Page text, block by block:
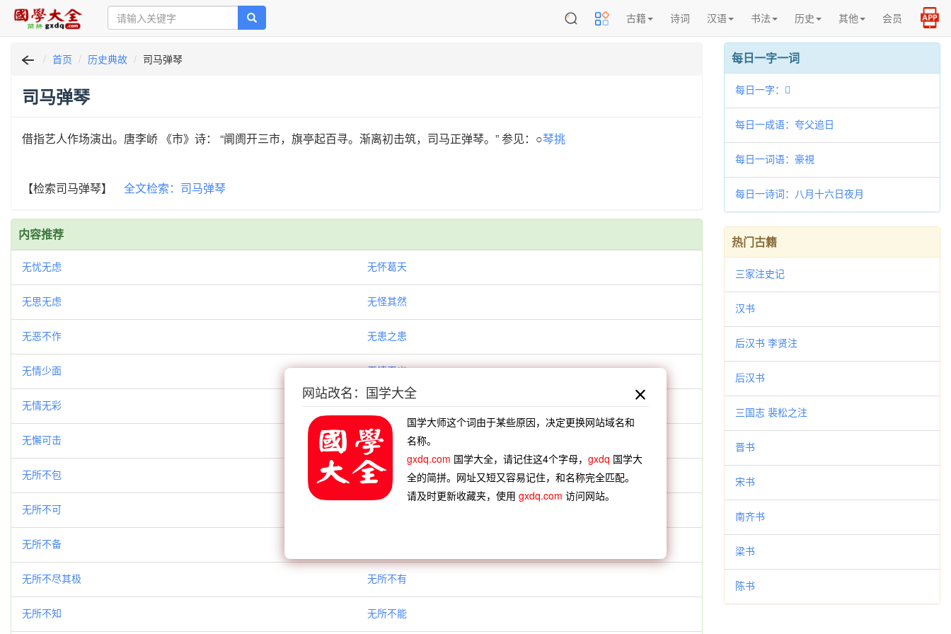
古籍 诗词 汉语 书法 历史 其他 会员
首页 历史典故 司马弹琴
司马弹琴
借指艺人作场演出。唐李峤 《市》诗： “阛阓开三市，旗亭起百寻。渐离初击筑，司马正弹琴。” 参见：○琴挑
【检索司马弹琴】 全文检索：司马弹琴
内容推荐
无忧无虑 无怀葛天
无思无虑 无怪其然
无恶不作 无患之患
无情少面 无情无义
无情无彩 无情无绪
无懈可击 无所不为
无所不包 无所不及
无所不可
无所不备
无所不尽其极 无所不有
无所不知 无所不能
每日一字一词
每日一字：𦧂
每日一成语：夸父追日
每日一词语：豪視
每日一诗词：八月十六日夜月
热门古籍
三家注史记
汉书
后汉书 李贤注
后汉书
三国志 裴松之注
晋书
宋书
南齐书
梁书
陈书
网站改名：国学大全
国学大师这个词由于某些原因，决定更换网站域名和
名称。
gxdq.com 国学大全，请记住这4个字母， gxdq 国学大
全的简拼。网址又短又容易记住，和名称完全匹配。
请及时更新收藏夹，使用 gxdq.com 访问网站。